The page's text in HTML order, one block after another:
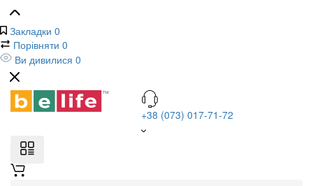
Закладки 0
Порівняти 0
Ви дивилися 0
+38 (073) 017-71-72